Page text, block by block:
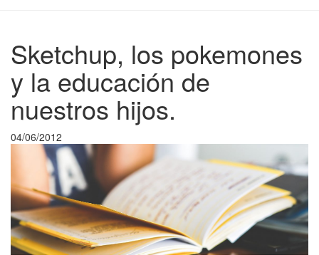
Sketchup, los pokemones
y la educación de
nuestros hijos.
04/06/2012